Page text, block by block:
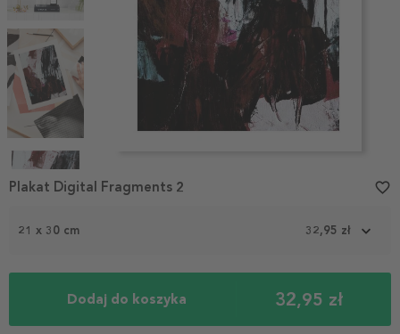
1
21 x 30 cm 32,95 zł
Dodaj do koszyka 32,95 zł
Plakat Digital Fragments 2 favorite_border